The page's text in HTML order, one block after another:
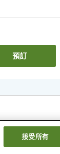
預訂
接受所有